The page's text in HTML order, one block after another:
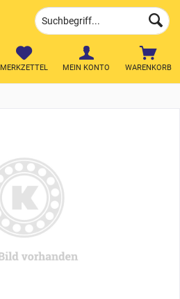
WARENKORB
MERKZETTEL MEIN KONTO